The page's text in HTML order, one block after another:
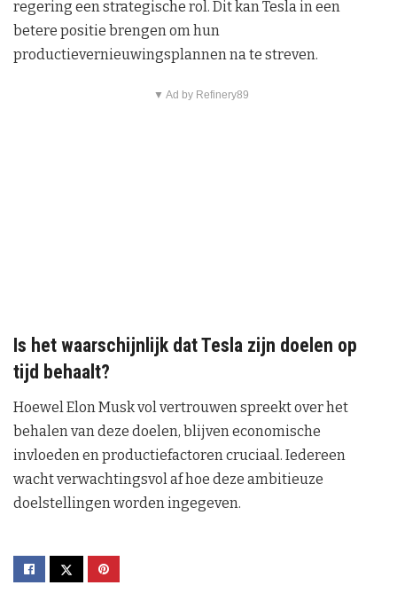
regering een strategische rol. Dit kan Tesla in een
betere positie brengen om hun
productievernieuwingsplannen na te streven.
▼ Ad by Refinery89
Is het waarschijnlijk dat Tesla zijn doelen op
tijd behaalt?
Hoewel Elon Musk vol vertrouwen spreekt over het
behalen van deze doelen, blijven economische
invloeden en productiefactoren cruciaal. Iedereen
wacht verwachtingsvol af hoe deze ambitieuze
doelstellingen worden ingegeven.